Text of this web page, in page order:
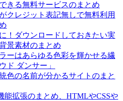
きる無料サービスのまとめ
クレジット表記無しで無料利用
！ダウンロードしておきたい実
景素材のまとめ
ーはあらゆる色彩を輝かせる繊
ド ダンサー」
色の名前が分かるサイトのまと
能拡張のまとめ、HTMLやCSSや